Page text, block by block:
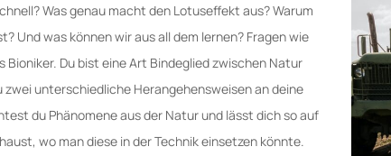
Was genau macht den Lotuseffekt aus? Warum
Und was können wir aus all dem lernen? Fragen wie
Bioniker. Du bist eine Art Bindeglied zwischen Natur
zwei unterschiedliche Herangehensweisen an deine
du Phänomene aus der Natur und lässt dich so auf
wo man diese in der Technik einsetzen könnte.